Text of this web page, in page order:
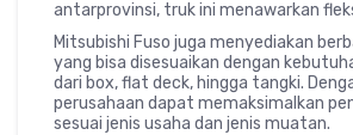
antarprovinsi, truk ini menawarkan
Mitsubishi Fuso juga menyediakan
yang bisa disesuaikan dengan
dari box, flat deck, hingga tangki.
perusahaan dapat memaksimalkan
sesuai jenis usaha dan jenis muatan.